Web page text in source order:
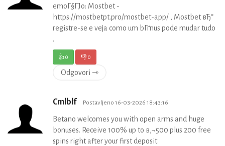
emoГ§ГЈo: Mostbet -
https://mostbetpt.pro/mostbet-app/ , Mostbet вЂ“
registre-se e veja como um bГґnus pode mudar tudo
.
👍0 👎0
Odgovori ⇾
Cmlblf Postavljeno 16-03-2026 18:43:16
Betano welcomes you with open arms and huge
bonuses. Receive 100% up to в‚¬500 plus 200 free
spins right after your first deposit